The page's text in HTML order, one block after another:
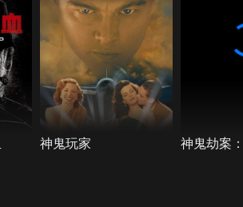
神鬼玩家 神鬼劫案